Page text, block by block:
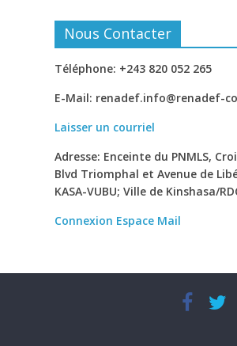
Nous Contacter
Téléphone: +243 820 052 265
E-Mail: renadef.info@renadef-
Laisser un courriel
Adresse: Enceinte du PNMLS,
Blvd Triomphal et Avenue de
KASA-VUBU; Ville de Kinshasa/
Connexion Espace Mail